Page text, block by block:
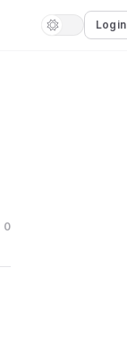
Login
0